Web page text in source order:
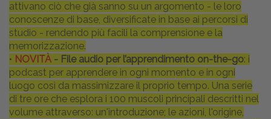
attivano ciò che già sanno su un argomento - le loro
conoscenze di base, diversificate in base ai percorsi di
studio - rendendo più facili la comprensione e la
memorizzazione.
• NOVITÀ - File audio per l’apprendimento on-the-go: i
podcast per apprendere in ogni momento e in ogni
luogo così da massimizzare il proprio tempo. Una serie
di tre ore che esplora i 100 muscoli principali descritti nel
volume attraverso: un'introduzione; le azioni, l'origine,